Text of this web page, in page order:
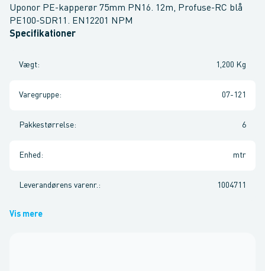
Uponor PE-kapperør 75mm PN16. 12m, Profuse-RC blå
PE100-SDR11. EN12201 NPM
Specifikationer
Vægt: 1,200 Kg
Varegruppe: 07-121
Pakkestørrelse: 6
Enhed : mtr
Leverandørens varenr. : 1004711
Vis mere